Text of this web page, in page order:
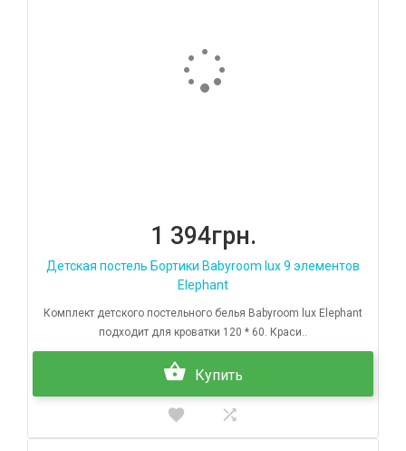
1 394грн.
Детская постель Бортики Babyroom lux 9 элементов
Elephant
Комплект детского постельного белья Babyroom lux Elephant
подходит для кроватки 120 * 60. Краси..
Купить